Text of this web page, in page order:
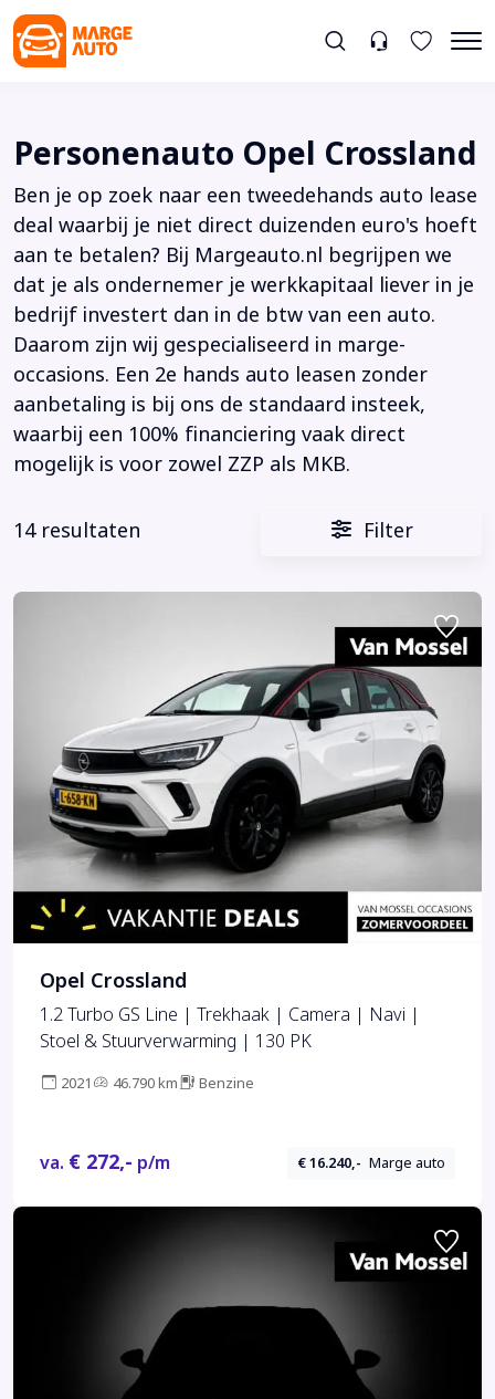
Personenauto Opel Crossland
Ben je op zoek naar een tweedehands auto lease
deal waarbij je niet direct duizenden euro's hoeft
aan te betalen? Bij Margeauto.nl begrijpen we
dat je als ondernemer je werkkapitaal liever in je
bedrijf investert dan in de btw van een auto.
Daarom zijn wij gespecialiseerd in marge-
occasions. Een 2e hands auto leasen zonder
aanbetaling is bij ons de standaard insteek,
waarbij een 100% financiering vaak direct
mogelijk is voor zowel ZZP als MKB.
14 resultaten Filter
Opel Crossland
1.2 Turbo GS Line | Trekhaak | Camera | Navi |
Stoel & Stuurverwarming | 130 PK
2021 46.790 km Benzine
va. € 272,- p/m € 16.240,- Marge auto